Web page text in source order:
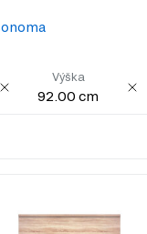
Výška
92.00 cm